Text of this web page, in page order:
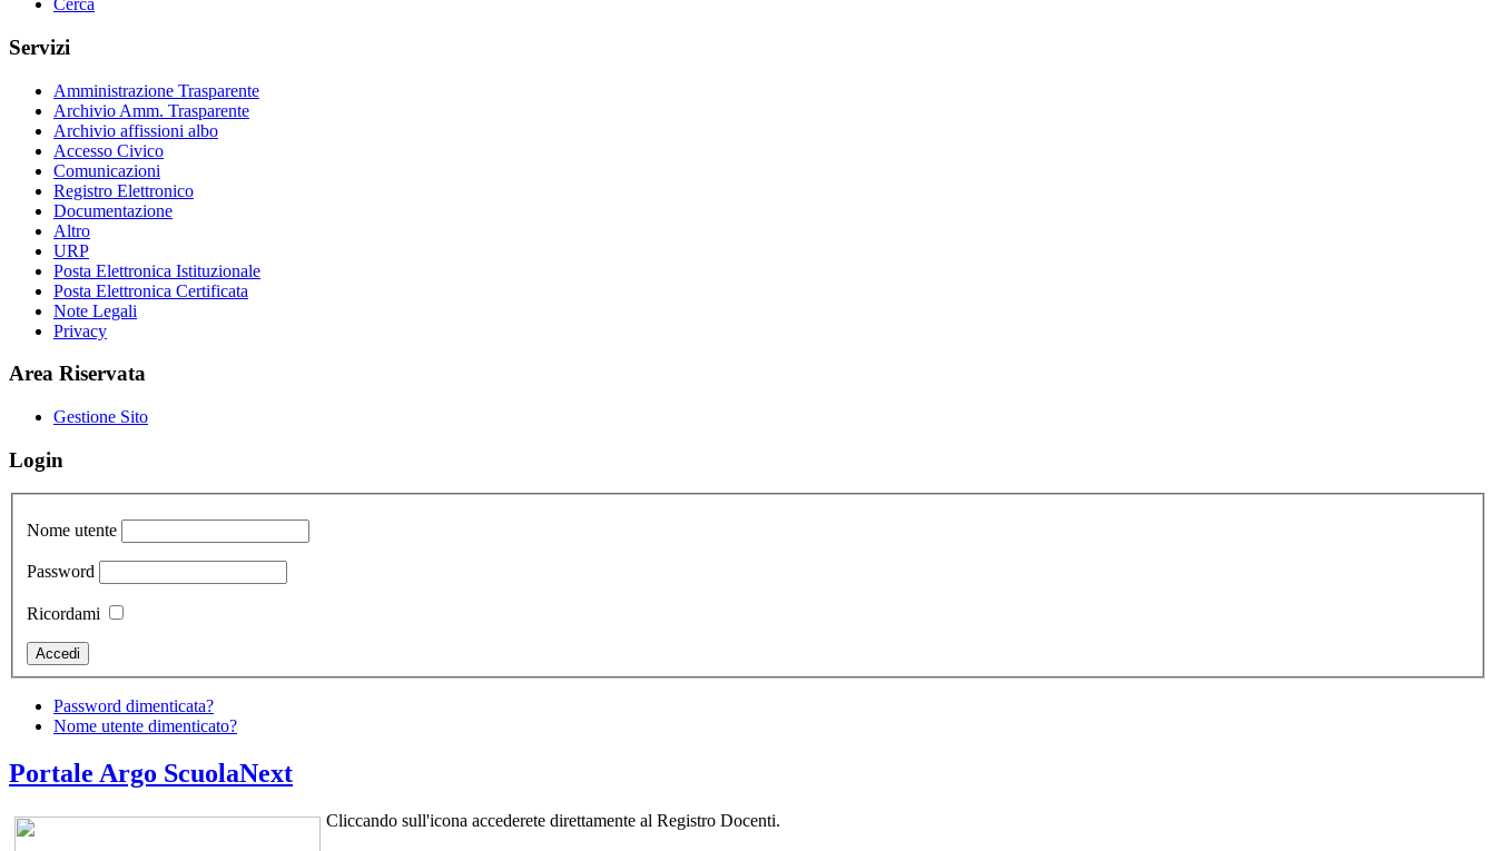
Cerca
Servizi
Amministrazione Trasparente
Archivio Amm. Trasparente
Archivio affissioni albo
Accesso Civico
Comunicazioni
Registro Elettronico
Documentazione
Altro
URP
Posta Elettronica Istituzionale
Posta Elettronica Certificata
Note Legali
Privacy
Area Riservata
Gestione Sito
Login
Nome utente
Password
Ricordami
Password dimenticata?
Nome utente dimenticato?
Portale Argo ScuolaNext
Cliccando sull'icona accederete direttamente al Registro Docenti.